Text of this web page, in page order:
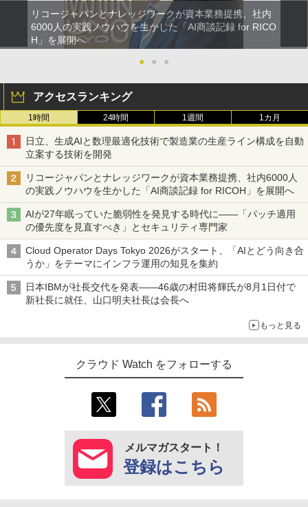
リコージャパンとナレッジワークが資本業務提携、社内
6000人の実践ノウハウを生かした「AI商談記録 for RICO
H」を展開へ
●
● ●
アクセスランキング
1時間 24時間 1週間 1カ月
日立、生成AIと数理最適化技術で製造業の生産ライン構成を自動
立案する技術を開発
リコージャパンとナレッジワークが資本業務提携、社内6000人
の実践ノウハウを生かした「AI商談記録 for RICOH」を展開へ
AIが27年眠っていた脆弱性を発見する時代に――「パッチ適用
の優先度を見直すべき」とセキュリティ専門家
Cloud Operator Days Tokyo 2026がスタート、「AIとどう向き合
うか」をテーマにインフラ運用の知見を集約
日本IBMが社長交代を発表――46歳の村田将輝氏が8月1日付で
新社長に就任、山口明夫社長は会長へ
もっと見る
クラウド Watch をフォローする
メルマガスタート！
登録はこちら